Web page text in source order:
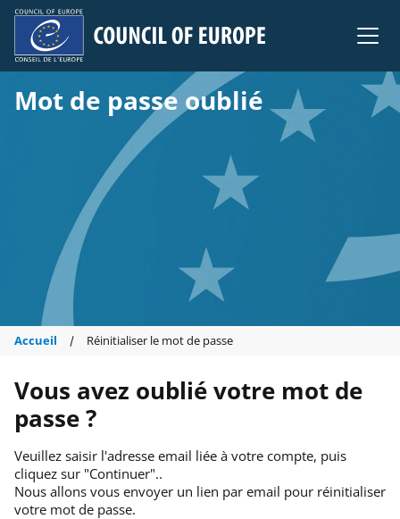
Council of Europe
Mot de passe oublié
Accueil Réinitialiser le mot de passe
Vous avez oublié votre mot de
passe ?
Veuillez saisir l'adresse email liée à votre compte, puis
cliquez sur "Continuer"..
Nous allons vous envoyer un lien par email pour réinitialiser
votre mot de passe.